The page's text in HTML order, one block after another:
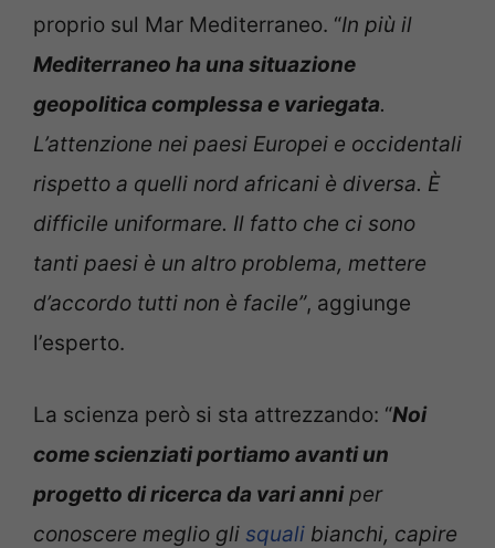
proprio sul Mar Mediterraneo. “In più il
Mediterraneo ha una situazione
geopolitica complessa e variegata.
L’attenzione nei paesi Europei e occidentali
rispetto a quelli nord africani è diversa. È
difficile uniformare. Il fatto che ci sono
tanti paesi è un altro problema, mettere
d’accordo tutti non è facile”, aggiunge
l’esperto.
La scienza però si sta attrezzando: “Noi
come scienziati portiamo avanti un
progetto di ricerca da vari anniper
conoscere meglio gli squali bianchi, capire